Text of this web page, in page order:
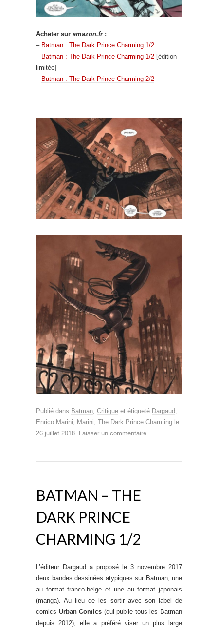
Acheter sur amazon.fr:
– Batman : The Dark Prince Charming 1/2
– Batman : The Dark Prince Charming 1/2 [édition
limitée]
– Batman : The Dark Prince Charming 2/2
Publié dans Batman, Critique et étiqueté Dargaud,
Enrico Marini, Marini, The Dark Prince Charming le
26 juillet 2018. Laisser un commentaire
BATMAN – THE
DARK PRINCE
CHARMING 1/2
L’éditeur Dargaud a proposé le 3 novembre 2017
deux bandes dessinées atypiques sur Batman, une
au format franco-belge et une au format japonais
(manga). Au lieu de les sortir avec son label de
comics Urban Comics (qui publie tous les Batman
depuis 2012), elle a préféré viser un plus large